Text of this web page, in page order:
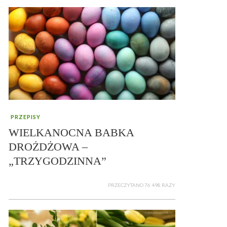
PRZEPISY
WIELKANOCNA BABKA
DROŻDŻOWA –
„TRZYGODZINNA”
PRZECZYTANO 76 498 RAZY